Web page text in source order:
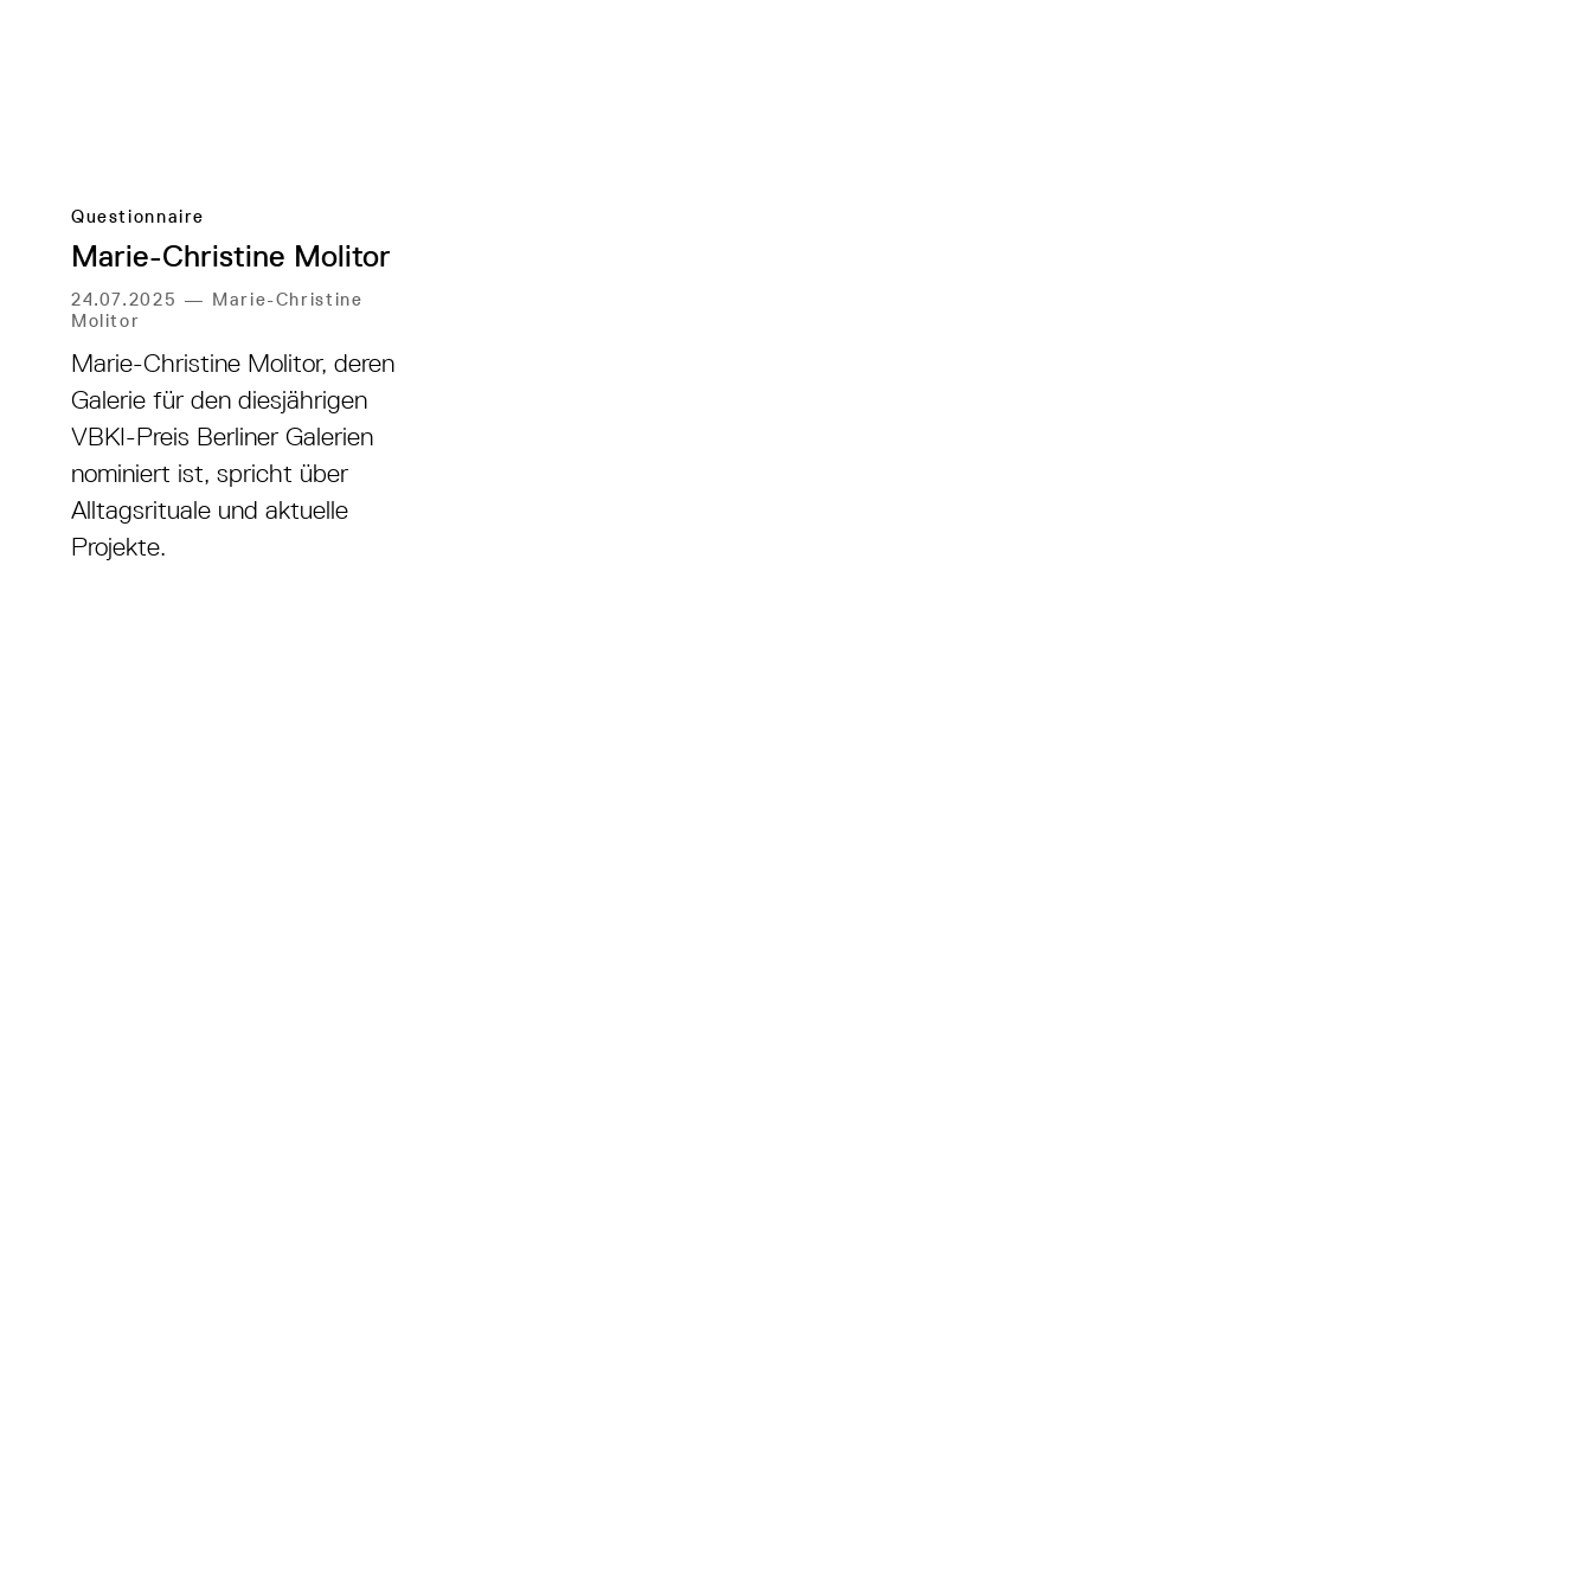
Questionnaire
Marie-Christine Molitor
24.07.2025 — Marie-Christine
Molitor
Marie-Christine Molitor, deren
Galerie für den diesjährigen
VBKI-Preis Berliner Galerien
nominiert ist, spricht über
Alltagsrituale und aktuelle
Projekte.